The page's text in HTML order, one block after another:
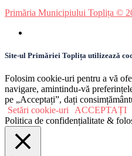
Primăria Municipiului Toplița ©
Site-ul Primăriei Toplița utilizează
Folosim cookie-uri pentru a vă
navigare, amintindu-vă
pe „Acceptați”, dați
Setări cookie-uri ACCEPTAȚI
Politica de confidențialitate &